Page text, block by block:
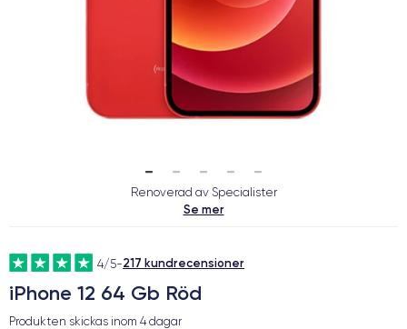
Renoverad av Specialister
Se mer
4/5-217 kundrecensioner
iPhone 12 64 Gb Röd
Produkten skickas inom 4 dagar